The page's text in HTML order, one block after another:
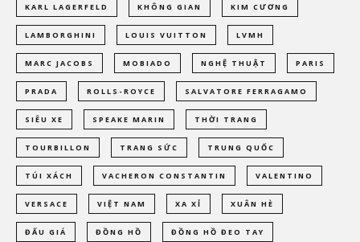
KARL LAGERFELD KHÔNG GIAN KIM CƯƠNG
LAMBORGHINI LOUIS VUITTON LVMH
MARC JACOBS MOBIADO NGHỆ THUẬT PARIS
PRADA ROLLS-ROYCE SALVATORE FERRAGAMO
SIÊU XE SPEAKE MARIN THỜI TRANG
TOURBILLON TRANG SỨC TRUNG QUỐC
TÚI XÁCH VACHERON CONSTANTIN VALENTINO
VERSACE VIỆT NAM XA XỈ XUÂN HÈ
ĐẤU GIÁ ĐỒNG HỒ ĐỒNG HỒ ĐEO TAY